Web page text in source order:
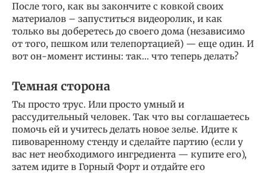
После того, как вы закончите с ковкой своих
материалов – запуститься видеоролик, и как
только вы доберетесь до своего дома (независимо
от того, пешком или телепортацией) — еще один. И
вот он-момент истины: так… что теперь делать?
Темная сторона
Ты просто трус. Или просто умный и
рассудительный человек. Так что вы соглашаетесь
помочь ей и учитесь делать новое зелье. Идите к
пивоваренному стенду и сделайте партию (если у
вас нет необходимого ингредиента — купите его),
затем идите в Горный Форт и отдайте его